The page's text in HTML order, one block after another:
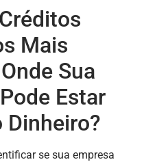
Mais
Sua
Estar
Dinheiro?
se sua empresa